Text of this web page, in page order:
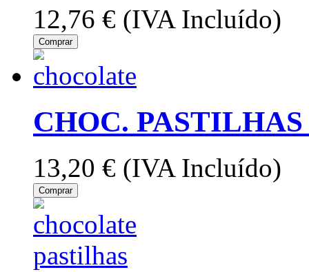
12,76 € (IVA Incluído)
Comprar
CHOC.
13,20 € (IVA Incluído)
Comprar